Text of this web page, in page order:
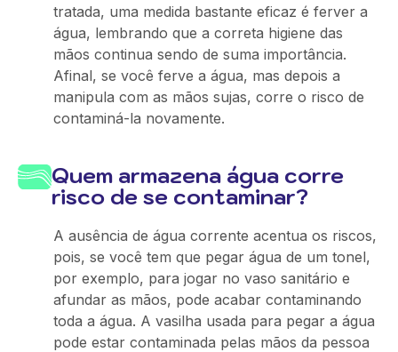
tratada, uma medida bastante eficaz é ferver a
água, lembrando que a correta higiene das
mãos continua sendo de suma importância.
Afinal, se você ferve a água, mas depois a
manipula com as mãos sujas, corre o risco de
contaminá-la novamente.
Quem armazena água corre
risco de se contaminar?
A ausência de água corrente acentua os riscos,
pois, se você tem que pegar água de um tonel,
por exemplo, para jogar no vaso sanitário e
afundar as mãos, pode acabar contaminando
toda a água. A vasilha usada para pegar a água
pode estar contaminada pelas mãos da pessoa